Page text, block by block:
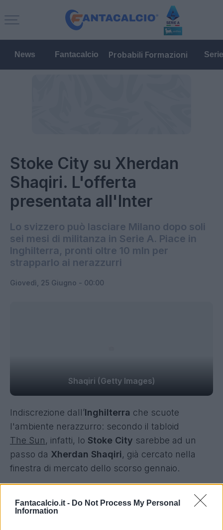
Fantacalcio.it - Do Not Process My Personal
Information
News Fantacalcio Probabili Formazioni
Stoke City su Xherdan
Shaqiri. L'offerta
presentata all'Inter
Lo svizzero può lasciare Milano dopo soli
sei mesi di militanza in Serie A. Piace in
Inghilterra, pronti oltre 10 mln per
strapparlo ai nerazzurri
Giovedì, 25 Giugno - 00:00
Shaqiri (Getty Images)
Indiscrezione dall’Inghilterra che scuote
l'ambiente nerazzurro: secondo il tabloid
The Sun, infatti, lo Stoke City sarebbe ad un
passo da Xherdan Shaqiri, già cercato nella
finestra di mercato dello scorso gennaio.
La società inglese avrebbe messo sul piatto 9